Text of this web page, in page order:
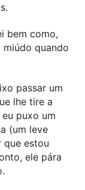
bem como,
quando
passar um
lhe tire a
puxo um
(um leve
que estou
ele pára